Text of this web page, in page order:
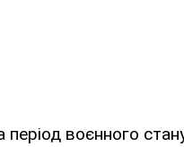
воєнного